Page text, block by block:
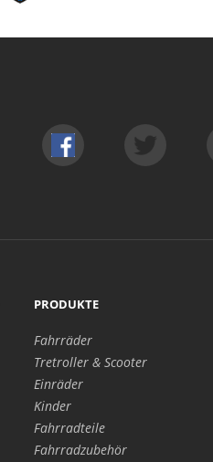
PRODUKTE
Fahrräder
Tretroller & Scooter
Einräder
Kinder
Fahrradteile
Fahrradzubehör